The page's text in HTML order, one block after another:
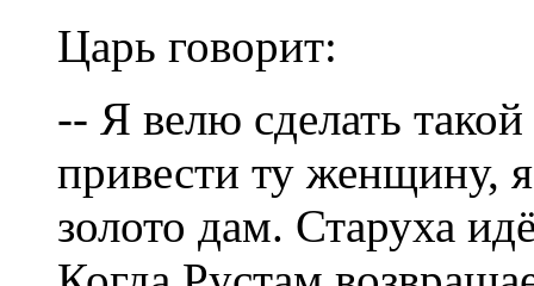
Царь говорит:
-- Я велю сделать
привести ту женщину,
золото дам. Старуха